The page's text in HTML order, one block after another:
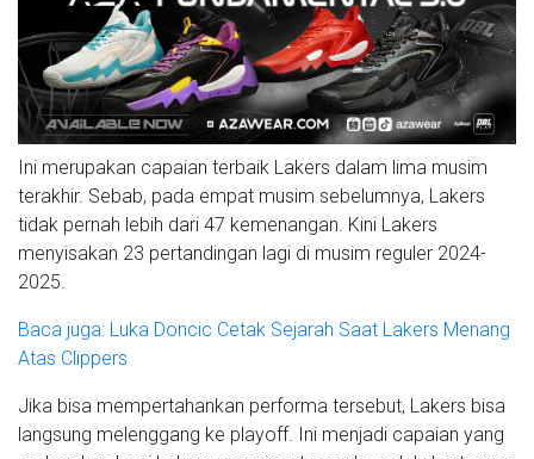
Ini merupakan capaian terbaik Lakers dalam lima musim
terakhir. Sebab, pada empat musim sebelumnya, Lakers
tidak pernah lebih dari 47 kemenangan. Kini Lakers
menyisakan 23 pertandingan lagi di musim reguler 2024-
2025.
Baca juga: Luka Doncic Cetak Sejarah Saat Lakers Menang
Atas Clippers
Jika bisa mempertahankan performa tersebut, Lakers bisa
langsung melenggang ke playoff. Ini menjadi capaian yang